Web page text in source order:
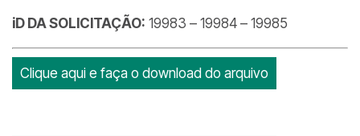
iD DA SOLICITAÇÃO: 19983 – 19984 – 19985
Clique aqui e faça o download do arquivo